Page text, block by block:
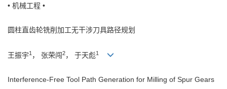
• 机械工程 •
圆柱直齿轮铣削加工无干涉刀具路径规划
王振宇1 ， 张荣闯2， 于天彪1
Interference-Free Tool Path Generation for Milling of Spur Gears